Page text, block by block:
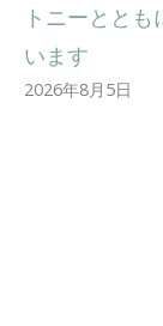
トニーとと
います
2026年8月5日